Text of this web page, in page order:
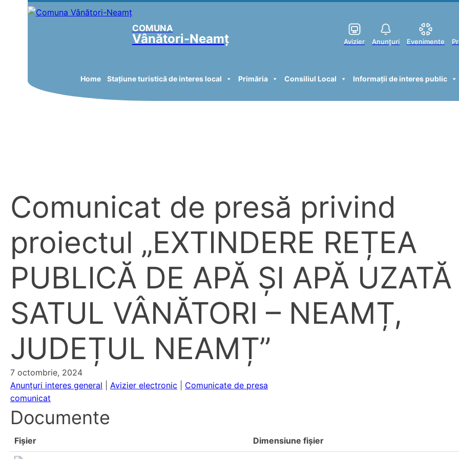
COMUNA
Vânători-Neamț Avizier Anunțuri Evenimente
Home Stațiune turistică de interes local Primăria Consiliul Local Informații de interes public
Comunicat de presă privind
proiectul „EXTINDERE REȚEA
PUBLICĂ DE APĂ ȘI APĂ
SATUL VÂNĂTORI – NEAMȚ,
JUDEȚUL NEAMȚ”
7 octombrie, 2024
Anunțuri interes general
Avizier electronic
Comunicate de presa
comunicat
Documente
Fișier Dimensiune fișier